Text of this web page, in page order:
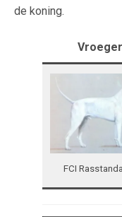
de koning.
Vroeger
FCI